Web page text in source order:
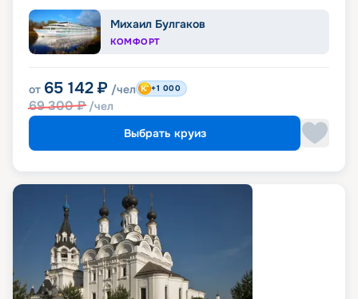
Михаил Булгаков
КОМФОРТ
от 65 142 ₽ /чел
69 300₽ /чел
+1 000
Выбрать круиз